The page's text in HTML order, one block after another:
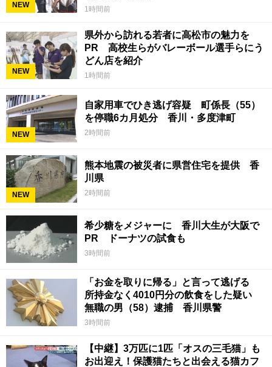
NEW 1時間前
NEW
県外から訪れる若者に高松市の魅力を
PR 高校生らがバレーボール選手らにう
どん店を紹介
1時間前
NEW
自家用車でひき逃げ容疑 町係長（55）
を停職6カ月処分 香川・多度津町
2時間前
NEW
熊本地震の被災者に県営住宅を提供 香
川県
2時間前
希少糖をメジャーに 香川大生が大阪で
PR ドーナツの試食も
3時間前
「お金を取りに帰る」と言って逃げる
所持金なく4010円分の飲食をした疑い
無職の男（58）逮捕 香川県警
3時間前
【中継】3万匹に1匹「オスの三毛猫」も
お出迎え！保護猫たちと出会える猫カフ